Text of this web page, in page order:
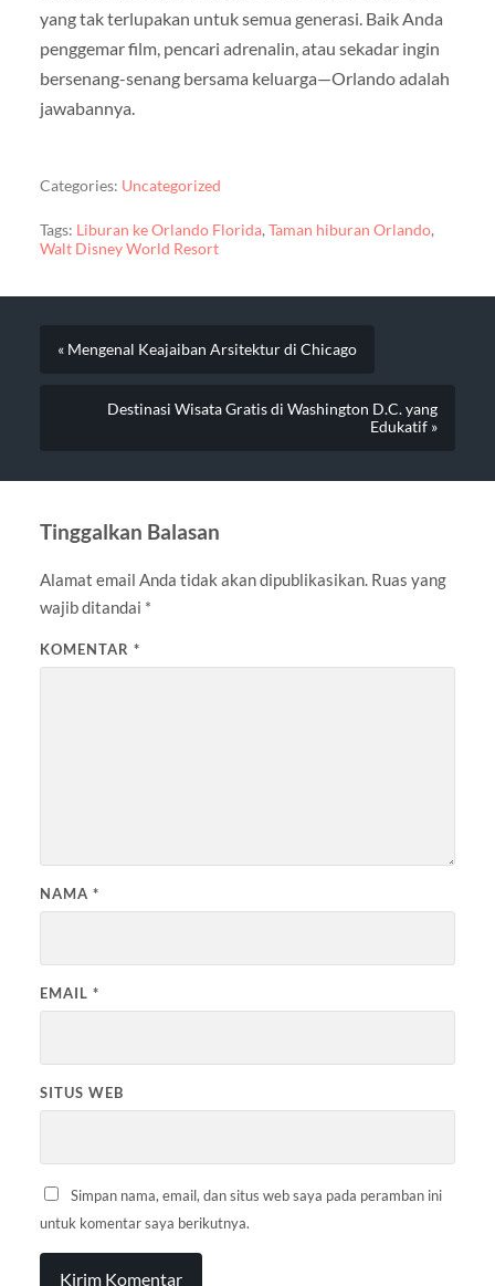
yang tak terlupakan untuk semua generasi. Baik Anda
penggemar film, pencari adrenalin, atau sekadar ingin
bersenang-senang bersama keluarga—Orlando adalah
jawabannya.
Categories: Uncategorized
Tags: Liburan ke Orlando Florida,Taman hiburan Orlando,
Walt Disney World Resort
« Mengenal Keajaiban Arsitektur di Chicago
Destinasi Wisata Gratis di Washington D.C. yang
Edukatif »
Tinggalkan Balasan
Alamat email Anda tidak akan dipublikasikan. Ruas yang
wajib ditandai *
KOMENTAR *
NAMA *
EMAIL *
SITUS WEB
Simpan nama, email, dan situs web saya pada peramban ini
untuk komentar saya berikutnya.